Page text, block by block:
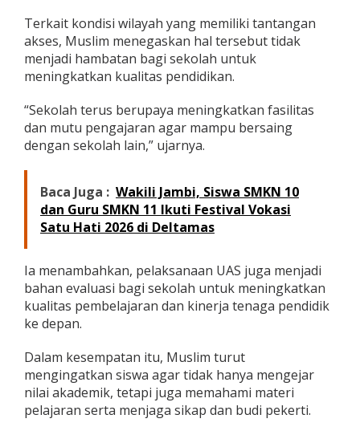
Terkait kondisi wilayah yang memiliki tantangan
akses, Muslim menegaskan hal tersebut tidak
menjadi hambatan bagi sekolah untuk
meningkatkan kualitas pendidikan.
“Sekolah terus berupaya meningkatkan fasilitas
dan mutu pengajaran agar mampu bersaing
dengan sekolah lain,” ujarnya.
Baca Juga : Wakili Jambi, Siswa SMKN 10
dan Guru SMKN 11 Ikuti Festival Vokasi
Satu Hati 2026 di Deltamas
Ia menambahkan, pelaksanaan UAS juga menjadi
bahan evaluasi bagi sekolah untuk meningkatkan
kualitas pembelajaran dan kinerja tenaga pendidik
ke depan.
Dalam kesempatan itu, Muslim turut
mengingatkan siswa agar tidak hanya mengejar
nilai akademik, tetapi juga memahami materi
pelajaran serta menjaga sikap dan budi pekerti.